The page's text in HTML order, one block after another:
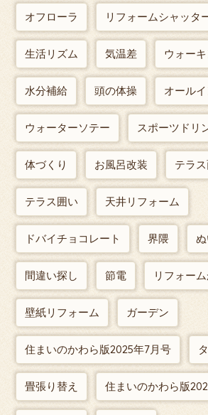
オフローラ リフォームシャッタ
生活リズム 気温差 ウォー
水分補給 頭の体操 オール
ウォーターソテー スポーツドリ
体づくり お風呂改装 テラ
テラス囲い 天井リフォーム
ドバイチョコレート 界隈
間違い探し 節電 リフォー
壁紙リフォーム ガーデン
住まいのかわら版2025年7月号
畳張り替え 住まいのかわら版